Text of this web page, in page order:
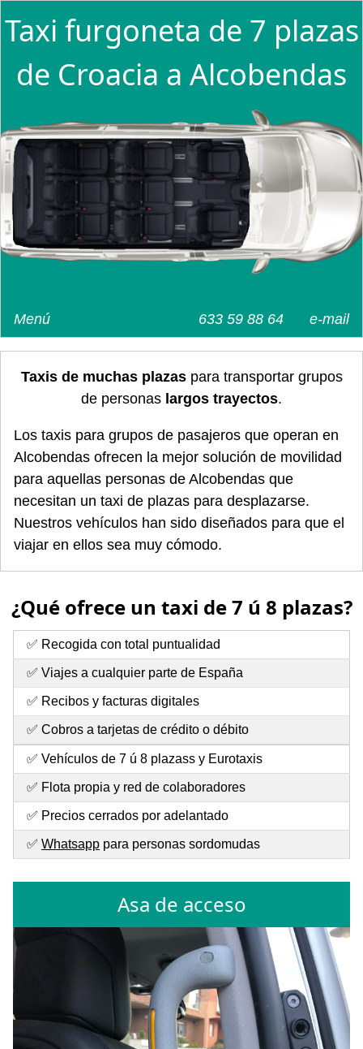
Taxi furgoneta de 7 plazas
de Croacia a Alcobendas
e-mail
633 59 88 64
Menú
Taxis de muchas plazaspara transportar grupos
de personas largos trayectos.
Los taxis para grupos de pasajeros que operan en
Alcobendas ofrecen la mejor solución de movilidad
para aquellas personas de Alcobendas que
necesitan un taxi de plazas para desplazarse.
Nuestros vehículos han sido diseñados para que el
viajar en ellos sea muy cómodo.
¿Qué ofrece un taxi de 7 ú 8 plazas?
✅ Recogida con total puntualidad
✅ Viajes a cualquier parte de España
✅ Recibos y facturas digitales
✅ Cobros a tarjetas de crédito o débito
✅ Vehículos de 7 ú 8 plazass y Eurotaxis
✅ Flota propia y red de colaboradores
✅ Precios cerrados por adelantado
✅ Whatsapp para personas sordomudas
Asa de acceso